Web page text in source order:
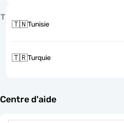
T
🇹🇳Tunisie
🇹🇷Turquie
Centre d'aide